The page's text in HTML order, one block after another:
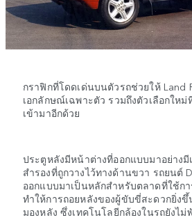
กราฟิกที่โดดเด่นบนตัวรถช่วยให้ Land
เอกลักษณ์เฉพาะตัว รวมถึงตัวเลือกให
เข้ามาอีกด้วย
ประตูหลังมีหน้าต่างที่ออกแบบมาอย่าง
สำรองที่ถูกวางไว้ทางด้านขวา รถยนต์
ออกแบบมาเป็นหลักสำหรับตลาดที่ใช้ก
ทำให้การถอยหลังของผู้ขับขี่สะดวกยิ่งขึ้
มองหลัง ซึ่งเทคโนโลยีกล้องในรถยังไ